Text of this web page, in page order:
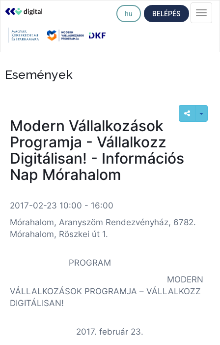
hu BELÉPÉS
Események
Modern Vállalkozások
Programja - Vállalkozz
Digitálisan! - Információs
Nap Mórahalom
2017-02-23 10:00 - 16:00
Mórahalom, Aranyszöm Rendezvényház, 6782.
Mórahalom, Röszkei út 1.
PROGRAM
MODERN
VÁLLALKOZÁSOK PROGRAMJA – VÁLLALKOZZ
DIGITÁLISAN!
2017. február 23.